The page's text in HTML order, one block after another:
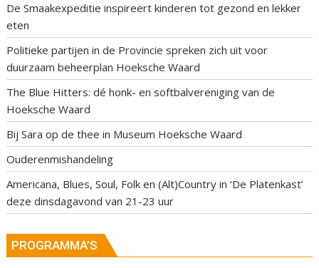
De Smaakexpeditie inspireert kinderen tot gezond en lekker
eten
Politieke partijen in de Provincie spreken zich uit voor
duurzaam beheerplan Hoeksche Waard
The Blue Hitters: dé honk- en softbalvereniging van de
Hoeksche Waard
Bij Sara op de thee in Museum Hoeksche Waard
Ouderenmishandeling
Americana, Blues, Soul, Folk en (Alt)Country in ‘De Platenkast’
deze dinsdagavond van 21-23 uur
PROGRAMMA’S